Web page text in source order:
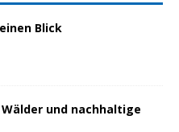
Blick
und nachhaltige